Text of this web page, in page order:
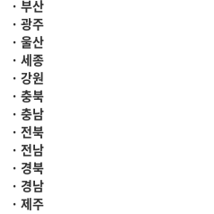
· 부산
· 광주
· 울산
· 세종
· 강원
· 충북
· 충남
· 전북
· 전남
· 경북
· 경남
· 제주